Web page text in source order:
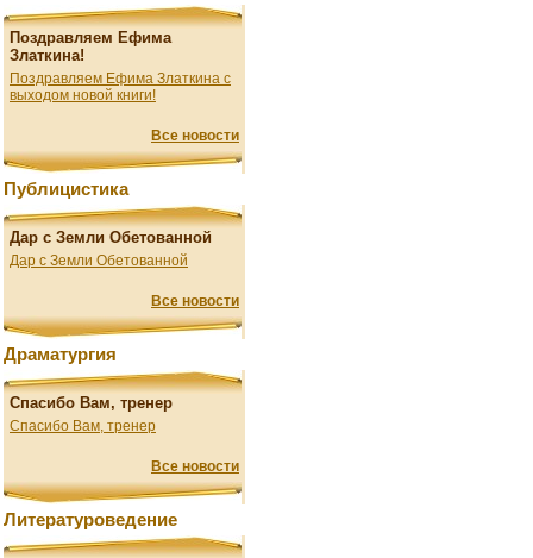
Поздравляем Ефима
Златкина!
Поздравляем Ефима Златкина с
выходом новой книги!
Все новости
Публицистика
Дар с Земли Обетованной
Дар с Земли Обетованной
Все новости
Драматургия
Спасибо Вам, тренер
Спасибо Вам, тренер
Все новости
Литературоведение